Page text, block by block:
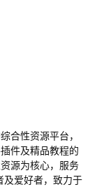
合性资源平台，
件及精品教程的
源为核心，服务
及爱好者，致力于